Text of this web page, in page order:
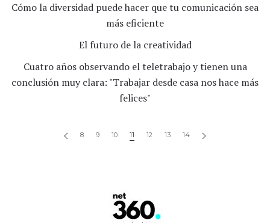
Cómo la diversidad puede hacer que tu comunicación sea
más eficiente
El futuro de la creatividad
Cuatro años observando el teletrabajo y tienen una
conclusión muy clara: "Trabajar desde casa nos hace más
felices"
8 9 10 11 12 13 14